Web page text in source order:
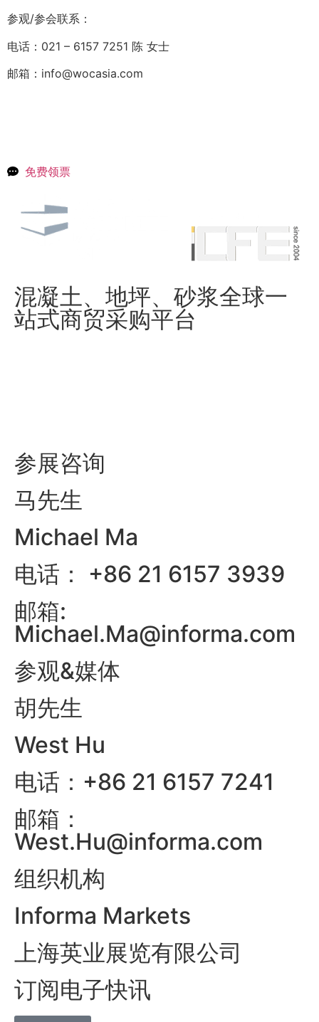
参观/参会联系：
电话：021 – 6157 7251 陈 女士
邮箱：info@wocasia.com
免费领票
混凝土、地坪、砂浆全球一
站式商贸采购平台
参展咨询
马先生
Michael Ma
电话： +86 21 6157 3939
邮箱:
Michael.Ma@informa.com
参观&媒体
胡先生
West Hu
电话：+86 21 6157 7241
邮箱：
West.Hu@informa.com
组织机构
Informa Markets
上海英业展览有限公司
订阅电子快讯